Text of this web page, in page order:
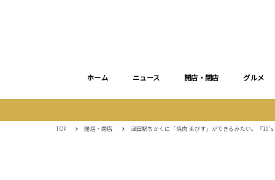
ホーム ニュース 開店・閉店 グルメ
TOP 開店・閉店 津田駅ちかくに「焼肉 ゑびす」ができるみたい。『